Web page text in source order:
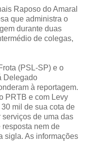
Raposo do Amaral
que administra o
durante duas
de colegas,
(PSL-SP) e o
Delegado
à reportagem.
PRTB e com Levy
mil de sua cota de
de uma das
nem de
sigla. As informações